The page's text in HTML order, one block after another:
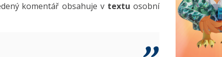
komentář obsahuje v textu osobní